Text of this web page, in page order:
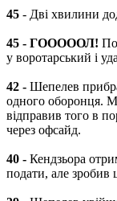
45 - Дві хвилини
45 - ГОООООЛ!
у воротарський і
42 - Шепелев
одного оборонця.
відправив того в
через офсайд.
40 - Кендзьора
подати, але зробив